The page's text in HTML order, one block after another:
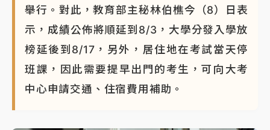
舉行。對此，教育部主秘林伯樵今（8）日表
示，成績公佈將順延到8/3，大學分發入學放
榜延後到8/17，另外，居住地在考試當天停
班課，因此需要提早出門的考生，可向大考
中心申請交通、住宿費用補助。